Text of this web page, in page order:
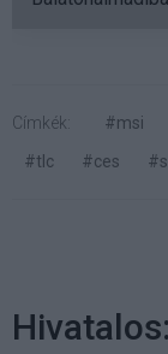
Címkék: #msi
#tlc
#ces